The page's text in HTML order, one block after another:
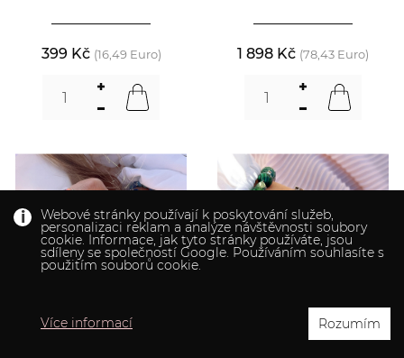
Webové stránky používají k poskytování služeb,
personalizaci reklam a analýze návštěvnosti soubory
cookie. Informace, jak tyto stránky používáte, jsou
sdíleny se společností Google. Používáním souhlasíte s
použitím souborů cookie.
Více informací Rozumím
399 Kč (16,49 Euro) 1 898 Kč (78,43 Euro)